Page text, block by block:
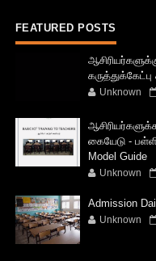
FEATURED POSTS
Unknown
கையேடு -
Model Guide
Unknown
Admission
Unknown